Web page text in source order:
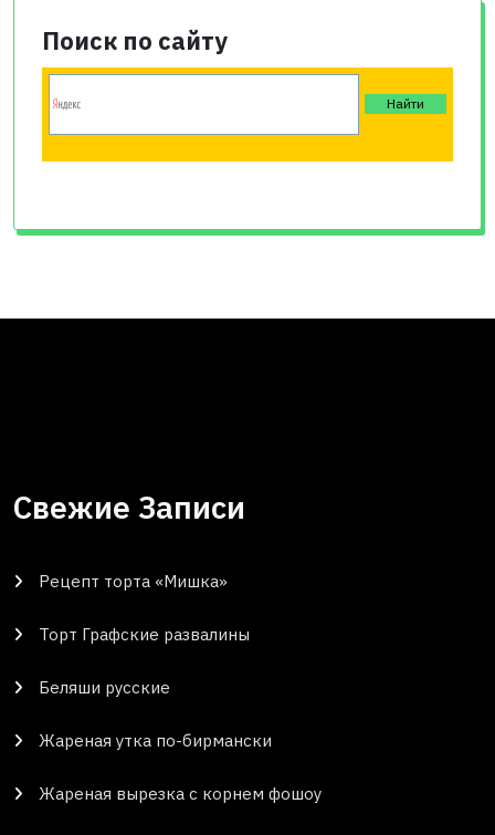
Поиск по сайту
Свежие Записи
Рецепт торта «Мишка»
Торт Графские развалины
Беляши русские
Жареная утка по-бирмански
Жареная вырезка с корнем фошоу